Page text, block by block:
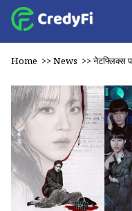
Home >>News >>नेटफ्लिक्स